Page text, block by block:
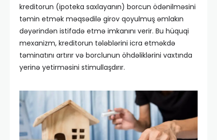
kreditorun (ipoteka saxlayanın) borcun ödənilməsini
təmin etmək məqsədilə girov qoyulmuş əmlakın
dəyərindən istifadə etmə imkanını verir. Bu hüquqi
mexanizm, kreditorun tələblərini icra etməkdə
təminatını artırır və borclunun öhdəliklərini vaxtında
yerinə yetirməsini stimullaşdırır.